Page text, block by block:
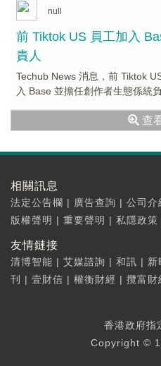
null
前 Tiktok US 員工加入
責人
Techub News 消息，前 Tiktok
入 Base 並擔任創作者生態係統
查
相關訊息
法定公告欄 | 廣告查詢 | 公司介
版權聲明 | 重要聲明 | 私隱政策
友情鏈接
清博智能 | 艾媒諮詢 | 和訊 | 新
刊
| 壹財信 | 權衡財經 | 攬富財
香港政府指
Copyright ©